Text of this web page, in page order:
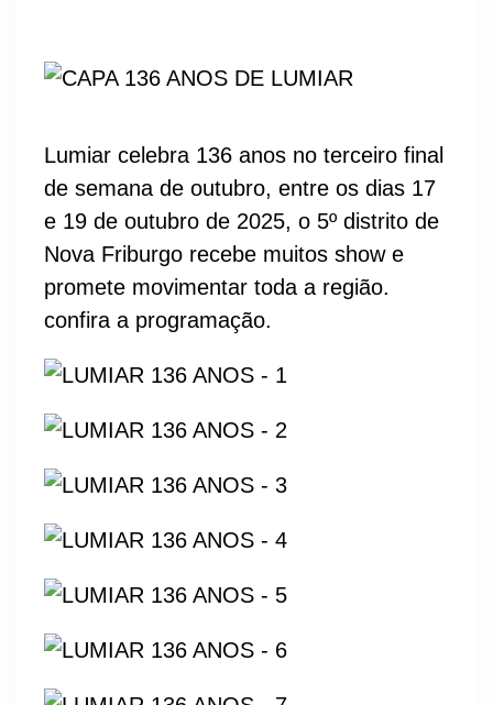
Lumiar celebra 136 anos no terceiro final
de semana de outubro, entre os dias 17
e 19 de outubro de 2025, o 5º distrito de
Nova Friburgo recebe muitos show e
promete movimentar toda a região.
confira a programação.